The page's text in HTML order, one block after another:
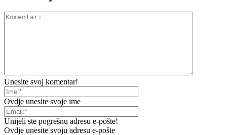
Unesite svoj komentar!
Ovdje unesite svoje ime
Unijeli ste pogrešnu adresu e-pošte!
Ovdje unesite svoju adresu e-pošte